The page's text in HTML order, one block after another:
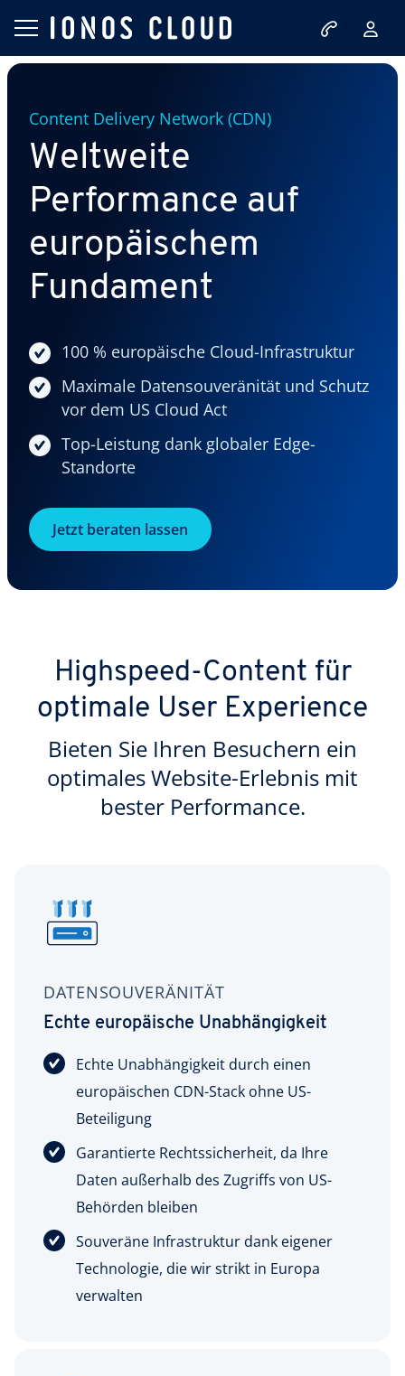
Content Delivery Network (CDN)
Weltweite
Performance auf
europäischem
Fundament
100 % europäische Cloud-Infrastruktur
Maximale Datensouveränität und Schutz
vor dem US Cloud Act
Top-Leistung dank globaler Edge-
Standorte
Jetzt beraten lassen
Highspeed-Content für
optimale User Experience
Bieten Sie Ihren Besuchern ein
optimales Website-Erlebnis mit
bester Performance.
DATENSOUVERÄNITÄT
Echte europäische Unabhängigkeit
Echte Unabhängigkeit durch einen
europäischen CDN-Stack ohne US-
Beteiligung
Garantierte Rechtssicherheit, da Ihre
Daten außerhalb des Zugriffs von US-
Behörden bleiben
Souveräne Infrastruktur dank eigener
Technologie, die wir strikt in Europa
verwalten